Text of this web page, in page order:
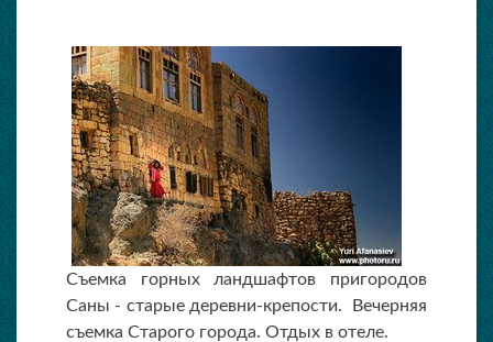
Съемка горных ландшафтов пригородов
Саны - старые деревни-крепости. Вечерняя
съемка Старого города. Отдых в отеле.